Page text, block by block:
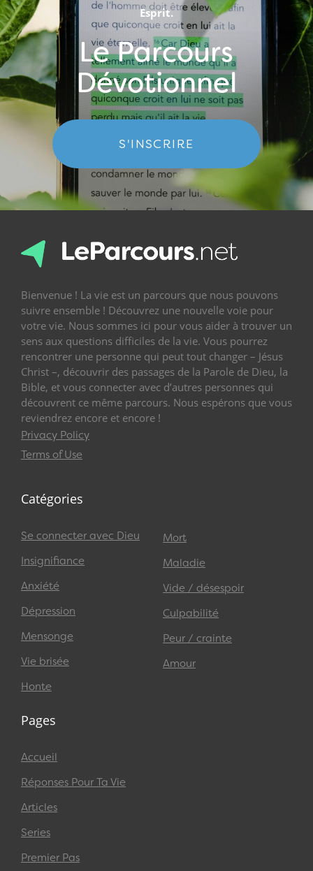
Esprit.
Le Parcours
Dévotionnel
S'INSCRIRE
Bienvenue ! La vie est un parcours que nous pouvons
suivre ensemble ! Découvrez une nouvelle voie pour
votre vie. Nous sommes ici pour vous aider à trouver un
sens aux questions difficiles de la vie. Vous pourrez
rencontrer une personne qui peut tout changer – Jésus
Christ –, découvrir des passages de la Parole de Dieu, la
Bible, et vous connecter avec d’autres personnes qui
découvrent ce même parcours. Nous espérons que vous
reviendrez encore et encore !
Privacy Policy
Terms of Use
Catégories
Se connecter avec Dieu
Insignifiance
Anxiété
Dépression
Mensonge
Vie brisée
Honte
Mort
Maladie
Vide / désespoir
Culpabilité
Peur / crainte
Amour
Pages
Accueil
Réponses Pour Ta Vie
Articles
Series
Premier Pas